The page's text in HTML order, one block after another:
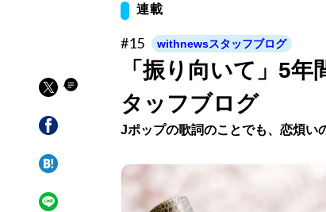
連載
#15 withnewsスタッフブログ
「振り向いて」5
タッフブログ
Jポップの歌詞のことでも、恋煩い